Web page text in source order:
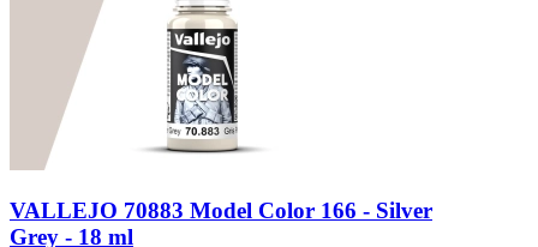
VALLEJO 70883 Model Color 166 - Silver
Grey - 18 ml